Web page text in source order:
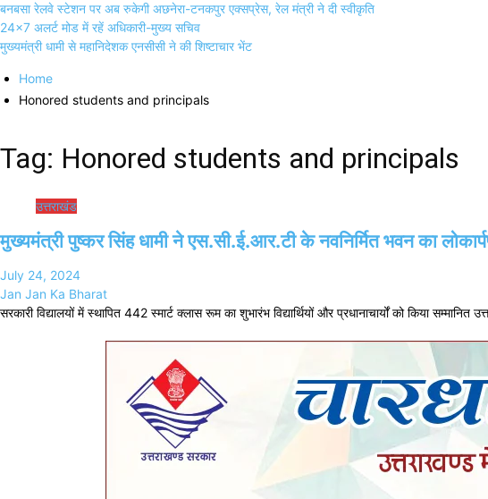
बनबसा रेलवे स्टेशन पर अब रुकेगी अछनेरा-टनकपुर एक्सप्रेस, रेल मंत्री ने दी स्वीकृति
24×7 अलर्ट मोड में रहें अधिकारी-मुख्य सचिव
मुख्यमंत्री धामी से महानिदेशक एनसीसी ने की शिष्टाचार भेंट
Home
Honored students and principals
Tag: Honored students and principals
उत्तराखंड
मुख्यमंत्री पुष्कर सिंह धामी ने एस.सी.ई.आर.टी के नवनिर्मित भवन का
July 24, 2024
Jan Jan Ka Bharat
सरकारी विद्यालयों में स्थापित 442 स्मार्ट क्लास रूम का शुभारंभ विद्यार्थियों और प्रधानाचार्यों को किया